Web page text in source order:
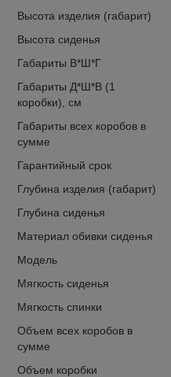
Высота изделия (габарит)
Высота сиденья
Габариты В*Ш*Г
Габариты Д*Ш*В (1
коробки), см
Габариты всех коробов в
сумме
Гарантийный срок
Глубина изделия (габарит)
Глубина сиденья
Материал обивки сиденья
Модель
Мягкость сиденья
Мягкость спинки
Объем всех коробов в
сумме
Объем коробки